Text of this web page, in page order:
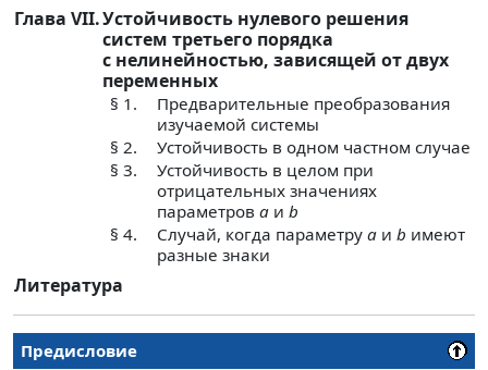
Глава VII.Устойчивость нулевого решения
систем третьего порядка
с нелинейностью, зависящей от двух
переменных
§ 1.
Предварительные преобразования
изучаемой системы
§ 2.
Устойчивость в одном частном случае
§ 3.
Устойчивость в целом при
отрицательных значениях
параметров а и b
§ 4.
Случай, когда параметру а и b имеют
разные знаки
Литература
Предисловие